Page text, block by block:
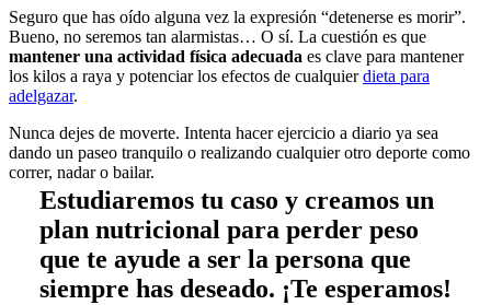
Seguro que has oído alguna vez la expresión “detenerse es morir”.
Bueno, no seremos tan alarmistas… O sí. La cuestión es que
mantener una actividad física adecuada es clave para mantener
los kilos a raya y potenciar los efectos de cualquierdieta para
adelgazar.
Nunca dejes de moverte. Intenta hacer ejercicio a diario ya sea
dando un paseo tranquilo o realizando cualquier otro deporte como
correr, nadar o bailar.
Estudiaremos tu caso y creamos un
plan nutricional para perder peso
que te ayude a ser la persona que
siempre has deseado. ¡Te esperamos!